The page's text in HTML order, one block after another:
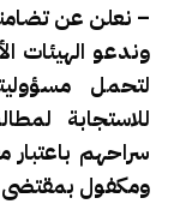
– نعلن عن
وندعو الهيئات
لتحمل
للاستجابة
سراحهم باعتبار
ومكفول بمقتضى